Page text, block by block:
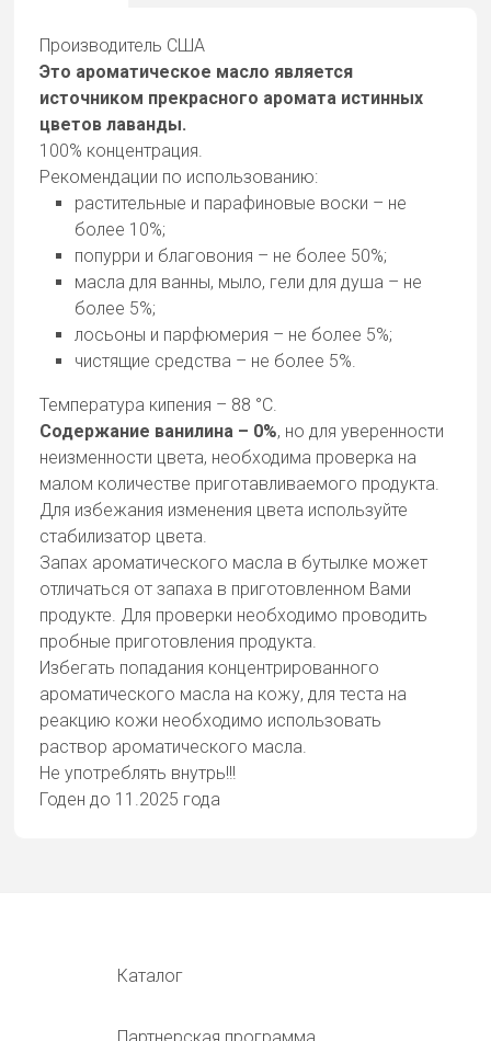
Производитель США
Это ароматическое масло является
источником прекрасного аромата истинных
цветов лаванды.
100% концентрация.
Рекомендации по использованию:
растительные и парафиновые воски – не
более 10%;
попурри и благовония – не более 50%;
масла для ванны, мыло, гели для душа – не
более 5%;
лосьоны и парфюмерия – не более 5%;
чистящие средства – не более 5%.
Температура кипения – 88 °С.
Содержание ванилина – 0%, но для уверенности
неизменности цвета, необходима проверка на
малом количестве приготавливаемого продукта.
Для избежания изменения цвета используйте
стабилизатор цвета.
Запах ароматического масла в бутылке может
отличаться от запаха в приготовленном Вами
продукте. Для проверки необходимо проводить
пробные приготовления продукта.
Избегать попадания концентрированного
ароматического масла на кожу, для теста на
реакцию кожи необходимо использовать
раствор ароматического масла.
Не употреблять внутрь!!!
Годен до 11.2025 года
Каталог
Партнерская программа